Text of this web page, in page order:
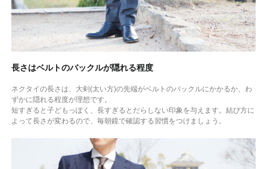
長さはベルトのバックルが隠れる程度
ネクタイの長さは、大剣(太い方)の先端がベルトのバックルにかかるか、わ
ずかに隠れる程度が理想です。
短すぎると子どもっぽく、長すぎるとだらしない印象を与えます。結び方に
よって長さが変わるので、毎朝鏡で確認する習慣をつけましょう。